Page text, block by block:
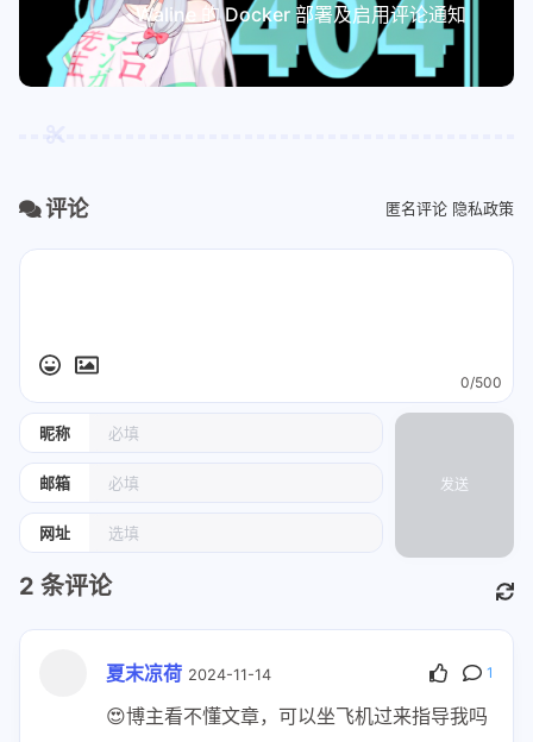
Waline 的 Docker 部署及启用评论通知
评论 匿名评论 隐私政策
昵称
邮箱
网址
0/500
发送
2 条评论
夏末凉荷 2024-11-14 1
😍博主看不懂文章，可以坐飞机过来指导我吗